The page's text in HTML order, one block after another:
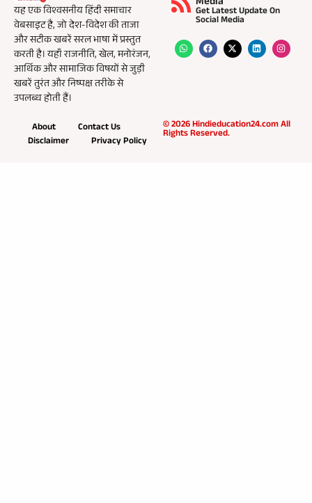
यह एक विश्वसनीय हिंदी समाचार
वेबसाइट है, जो देश-विदेश की ताजा
और सटीक खबरें सरल भाषा में प्रस्तुत
करती है। यहाँ राजनीति, खेल, मनोरंजन,
आर्थिक और सामाजिक विषयों से जुड़ी
खबरें तुरंत और निष्पक्ष तरीके से
उपलब्ध होती हैं।
Get Latest Update On
Social Media
About
Contact Us
Disclaimer
Privacy Policy
© 2026 Hindieducation24.com All
Rights Reserved.